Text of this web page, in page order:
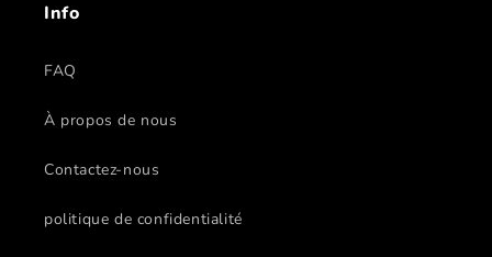
Info
FAQ
À propos de nous
Contactez-nous
politique de confidentialité